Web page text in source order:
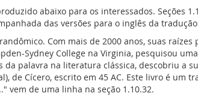
abaixo para os interessados. Seções
das versões para o inglês da
Com mais de 2000 anos, suas
Sydney College na Virginia, pesquisou
palavra na literatura clássica, descobriu a
de Cícero, escrito em 45 AC. Este livro é um
vem de uma linha na seção 1.10.32.